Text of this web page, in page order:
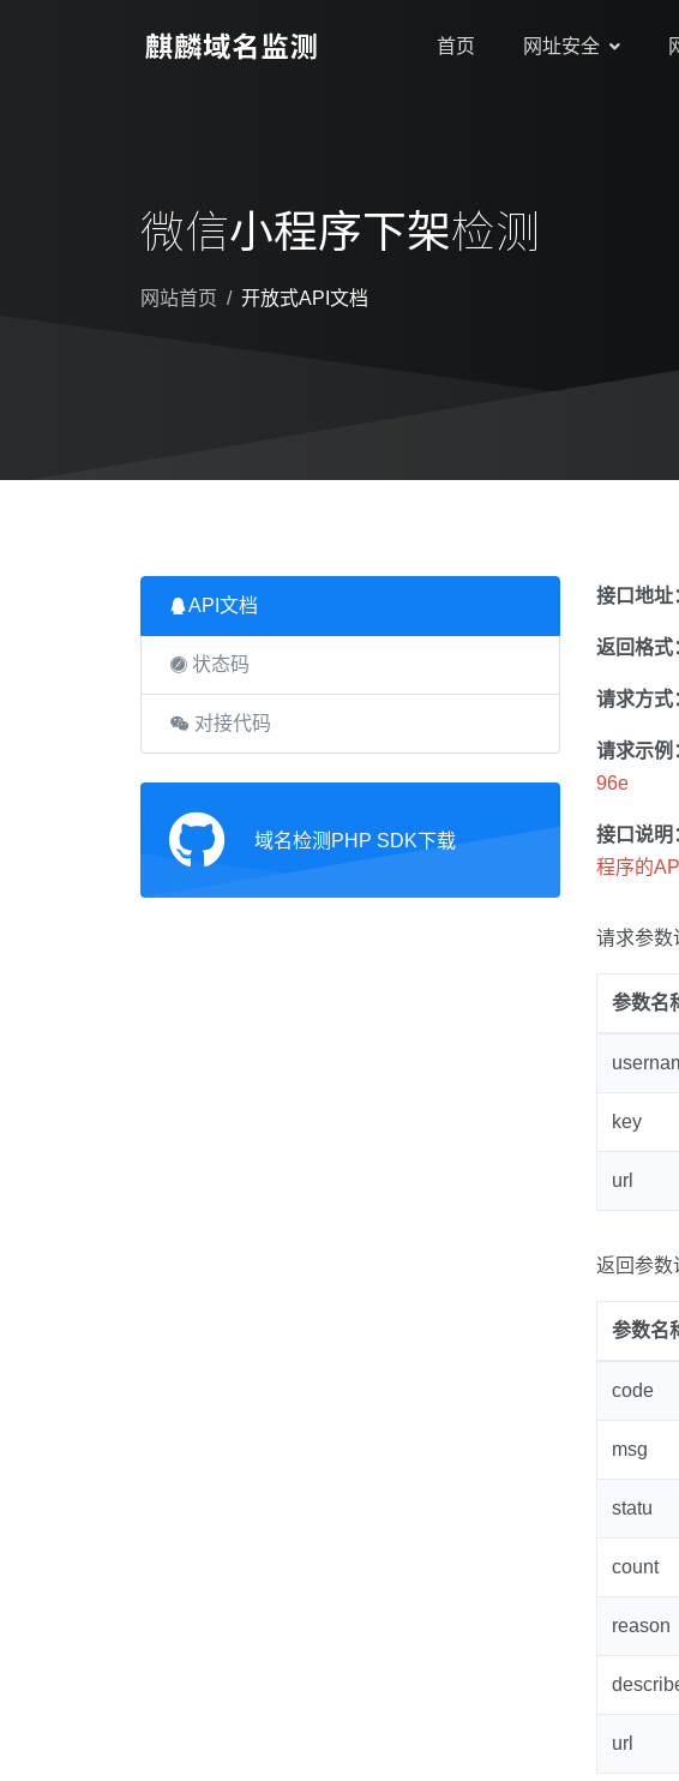
首页 网址安全
微信小程序下架检测
网站首页 开放式API文档
API文档
状态码
对接代码
域名检测PHP SDK下载
接口地址
返回格式
请求方式
请求示例
96e
接口说明
程序的
请求参数
参数名
key
url
返回参数
参数名
code
msg
statu
count
reason
url